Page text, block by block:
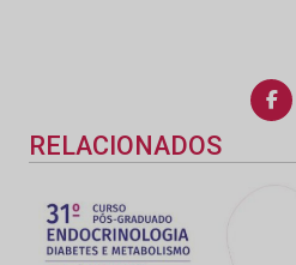
RELACIONADOS